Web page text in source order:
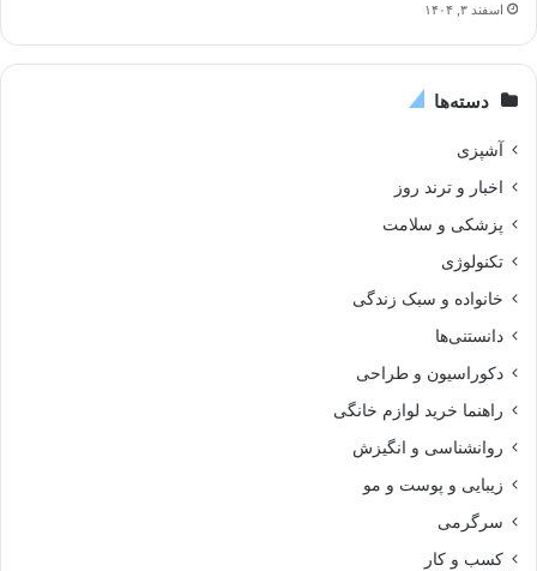
اسفند ۳, ۱۴۰۴
دسته‌ها
آشپزی
اخبار و ترند روز
پزشکی و سلامت
تکنولوژی
خانواده و سبک زندگی
دانستنی‌ها
دکوراسیون و طراحی
راهنما خرید لوازم خانگی
روانشناسی و انگیزش
زیبایی و پوست و مو
سرگرمی
کسب و کار